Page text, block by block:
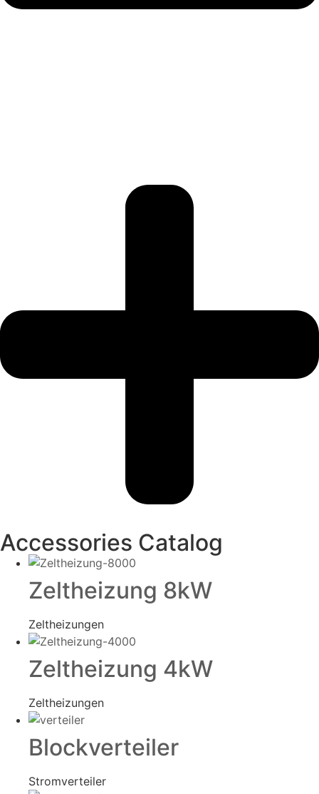
Accessories Catalog
Zeltheizung 8kW
Zeltheizungen
Zeltheizung 4kW
Zeltheizungen
Blockverteiler
Stromverteiler